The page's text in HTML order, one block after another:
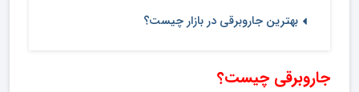
بهترین جاروبرقی در بازار چیست؟
جاروبرقی چیست؟